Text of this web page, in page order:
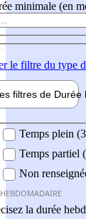
minimale (en
le filtre du type
filtres de Durée
Temps plein
Temps partiel
Non
la durée